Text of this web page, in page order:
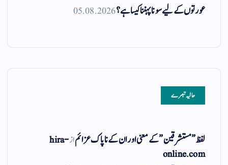
عورتوں کے لیے سونا پہننا کیسا ہے؟05.08.2026
حالیہ تبصرے
لفظ ” مستشرقین ” کے معنی اور ان کے نا پاک عزائمازhira-
online.com